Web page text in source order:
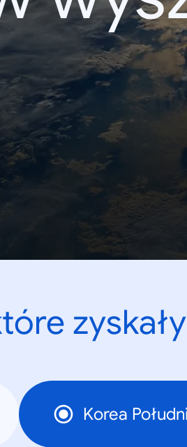
Korea